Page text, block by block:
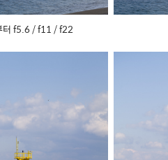
터 f5.6 / f11 / f22